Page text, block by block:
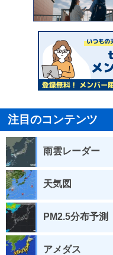
注目のコンテンツ
雨雲レーダー
天気図
PM2.5分布予測
アメダス